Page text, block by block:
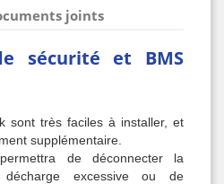
joints
sécurité et BMS
sont très faciles à installer, et
supplémentaire.
de déconnecter la
excessive ou de